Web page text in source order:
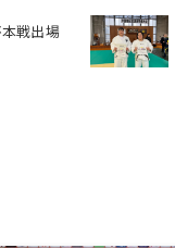
戦出場